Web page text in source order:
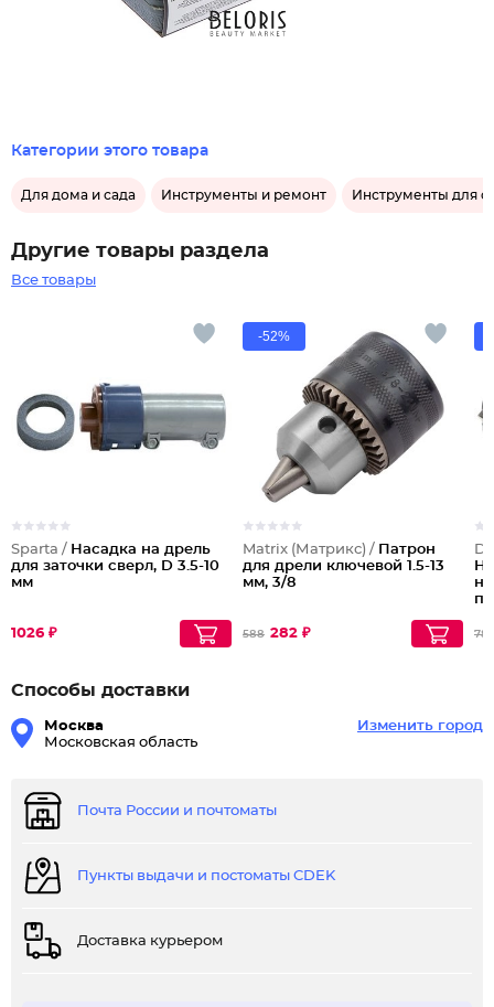
Категории этого товара
Для дома и сада Инструменты и ремонт Инструменты для
Другие товары раздела
Все товары
Sparta / Насадка на дрель
для заточки сверл, D 3.5-10
мм
1026 ₽
-52%
Matrix (Матрикс) / Патрон
для дрели ключевой 1.5-13
мм, 3/8
588 282 ₽ 783
Способы доставки
Москва
Московская область
Изменить город
Почта России и почтоматы
Пункты выдачи и постоматы CDEK
Доставка курьером